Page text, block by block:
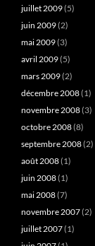
juillet 2009(5)
juin 2009(2)
mai 2009(3)
avril 2009(5)
mars 2009(2)
décembre 2008(1)
novembre 2008(3)
octobre 2008(8)
septembre 2008(2)
août 2008(1)
juin 2008(1)
mai 2008(7)
novembre 2007(2)
juillet 2007(1)